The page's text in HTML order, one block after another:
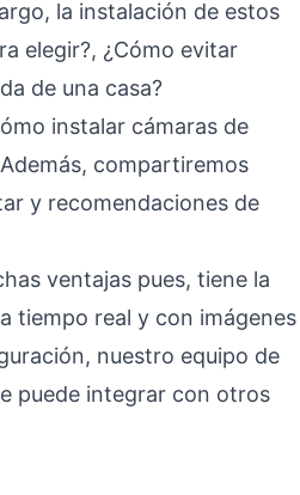
la instalación de estos
elegir?, ¿Cómo evitar
de una casa?
instalar cámaras de
compartiremos
y recomendaciones de
ventajas pues, tiene la
tiempo real y con imágenes
nuestro equipo de
puede integrar con otros